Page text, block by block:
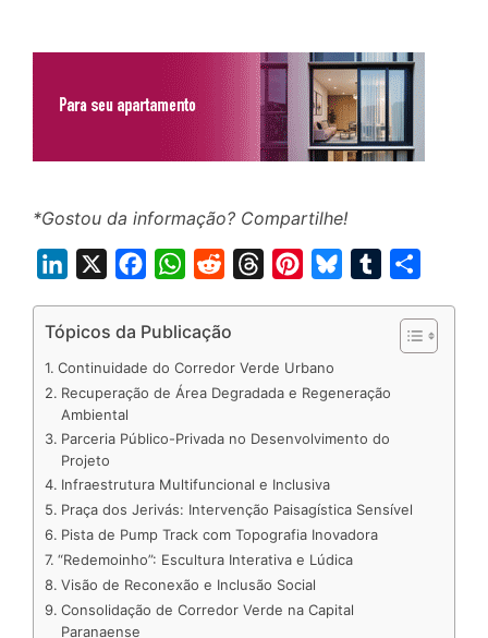
*Gostou da informação? Compartilhe!
n
e
d
I
n
c
b
o
k
W
a
s
p
p
d
i
a
s
e
e
s
t
s
y
l
a
r
Tópicos da Publicação
Continuidade do Corredor Verde Urbano
Recuperação de Área Degradada e Regeneração
Ambiental
Parceria Público-Privada no Desenvolvimento do
Projeto
Infraestrutura Multifuncional e Inclusiva
Praça dos Jerivás: Intervenção Paisagística Sensível
Pista de Pump Track com Topografia Inovadora
“Redemoinho”: Escultura Interativa e Lúdica
Visão de Reconexão e Inclusão Social
Consolidação de Corredor Verde na Capital
Paranaense